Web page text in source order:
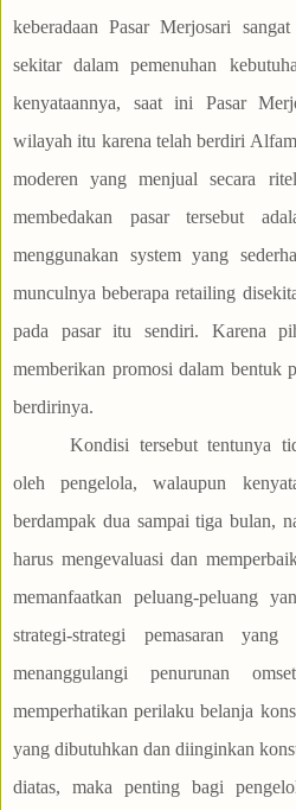
keberadaan Pasar Merjosari
sekitar dalam pemenuhan
kenyataannya, saat ini Pasar
wilayah itu karena telah berdiri
moderen yang menjual secara
membedakan pasar tersebut
menggunakan system yang
munculnya beberapa retailing
pada pasar itu sendiri. Karena
memberikan promosi dalam bentuk
berdirinya.
Kondisi tersebut tentunya
oleh pengelola, walaupun
berdampak dua sampai tiga bulan,
harus mengevaluasi dan
memanfaatkan peluang-peluang
strategi-strategi pemasaran
menanggulangi penurunan
memperhatikan perilaku belanja
yang dibutuhkan dan diinginkan
diatas, maka penting bagi